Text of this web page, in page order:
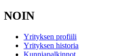
NOIN
Yrityksen profiili
Yrityksen historia
Kunniapalkinnot